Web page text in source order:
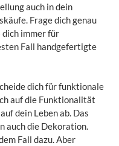
auch in dein
Frage dich genau
dich immer für
Fall handgefertigte
dich für funktionale
auf die Funktionalität
dein Leben ab. Das
auch die Dekoration.
Fall dazu. Aber